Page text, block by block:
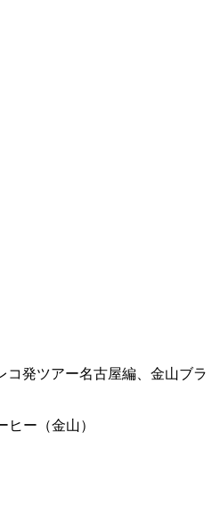
コ発ツアー名古屋編、金山ブラ
ヒー（金山）